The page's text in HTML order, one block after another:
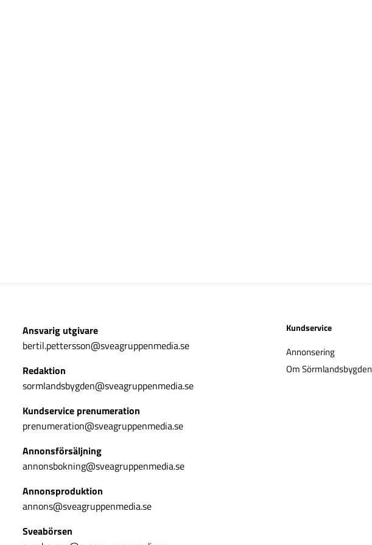
Ansvarig utgivare
bertil.pettersson@sveagruppenmedia.se
Redaktion
sormlandsbygden@sveagruppenmedia.se
Kundservice prenumeration
prenumeration@sveagruppenmedia.se
Annonsförsäljning
annonsbokning@sveagruppenmedia.se
Annonsproduktion
annons@sveagruppenmedia.se
Sveabörsen
Kundservice
Annonsering
Om Sörmlandsbygden